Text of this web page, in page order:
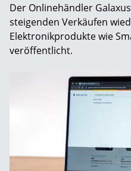
Der Onlinehändler
steigenden Verkäufen
Elektronikprodukte wie
veröffentlicht.